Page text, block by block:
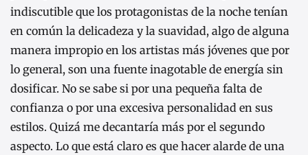
indiscutible que los protagonistas de la noche tenían
en común la delicadeza y la suavidad, algo de alguna
manera impropio en los artistas más jóvenes que por
lo general, son una fuente inagotable de energía sin
dosificar. No se sabe si por una pequeña falta de
confianza o por una excesiva personalidad en sus
estilos. Quizá me decantaría más por el segundo
aspecto. Lo que está claro es que hacer alarde de una